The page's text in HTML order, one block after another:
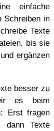
einfache
Schreiben in
Texte
bis sie
ergänzen
besser zu
es beim
Erst fragen
dann Texte